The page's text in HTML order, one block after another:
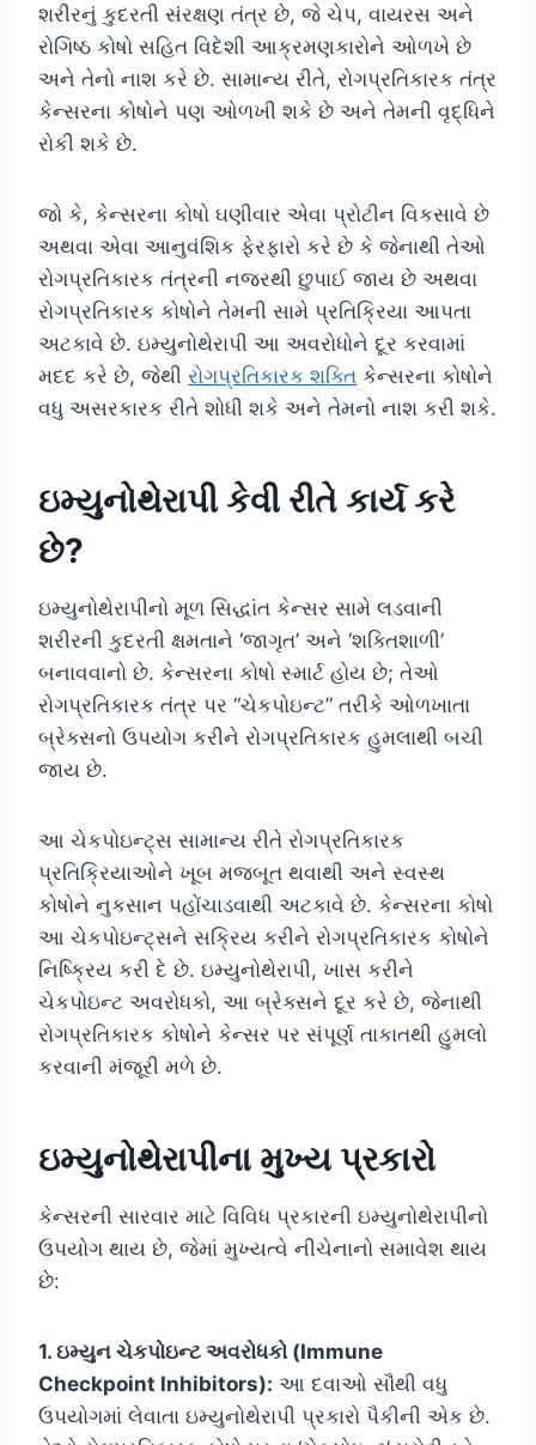
શરીરનું કુદરતી સંરક્ષણ તંત્ર છે, જે ચેપ, વાયરસ અને
રોગિષ્ઠ કોષો સહિત વિદેશી આક્રમણકારોને ઓળખે છે
અને તેનો નાશ કરે છે. સામાન્ય રીતે, રોગપ્રતિકારક તંત્ર
કેન્સરના કોષોને પણ ઓળખી શકે છે અને તેમની વૃદ્ધિને
રોકી શકે છે.
જો કે, કેન્સરના કોષો ઘણીવાર એવા પ્રોટીન વિકસાવે છે
અથવા એવા આનુવંશિક ફેરફારો કરે છે કે જેનાથી તેઓ
રોગપ્રતિકારક તંત્રની નજરથી છુપાઈ જાય છે અથવા
રોગપ્રતિકારક કોષોને તેમની સામે પ્રતિક્રિયા આપતા
અટકાવે છે. ઇમ્યુનોથેરાપી આ અવરોધોને દૂર કરવામાં
મદદ કરે છે, જેથી રોગપ્રતિકારક શક્તિ કેન્સરના કોષોને
વધુ અસરકારક રીતે શોધી શકે અને તેમનો નાશ કરી શકે.
ઇમ્યુનોથેરાપી કેવી રીતે કાર્ય કરે
છે?
ઇમ્યુનોથેરાપીનો મૂળ સિદ્ધાંત કેન્સર સામે લડવાની
શરીરની કુદરતી ક્ષમતાને ‘જાગૃત’ અને ‘શક્તિશાળી’
બનાવવાનો છે. કેન્સરના કોષો સ્માર્ટ હોય છે; તેઓ
રોગપ્રતિકારક તંત્ર પર “ચેકપોઇન્ટ” તરીકે ઓળખાતા
બ્રેક્સનો ઉપયોગ કરીને રોગપ્રતિકારક હુમલાથી બચી
જાય છે.
આ ચેકપોઇન્ટ્સ સામાન્ય રીતે રોગપ્રતિકારક
પ્રતિક્રિયાઓને ખૂબ મજબૂત થવાથી અને સ્વસ્થ
કોષોને નુકસાન પહોંચાડવાથી અટકાવે છે. કેન્સરના કોષો
આ ચેકપોઇન્ટ્સને સક્રિય કરીને રોગપ્રતિકારક કોષોને
નિષ્ક્રિય કરી દે છે. ઇમ્યુનોથેરાપી, ખાસ કરીને
ચેકપોઇન્ટ અવરોધકો, આ બ્રેક્સને દૂર કરે છે, જેનાથી
રોગપ્રતિકારક કોષોને કેન્સર પર સંપૂર્ણ તાકાતથી હુમલો
કરવાની મંજૂરી મળે છે.
ઇમ્યુનોથેરાપીના મુખ્ય પ્રકારો
કેન્સરની સારવાર માટે વિવિધ પ્રકારની ઇમ્યુનોથેરાપીનો
ઉપયોગ થાય છે, જેમાં મુખ્યત્વે નીચેનાનો સમાવેશ થાય
છે:
1. ઇમ્યુન ચેકપોઇન્ટ અવરોધકો (Immune
Checkpoint Inhibitors): આ દવાઓ સૌથી વધુ
ઉપયોગમાં લેવાતા ઇમ્યુનોથેરાપી પ્રકારો પૈકીની એક છે.